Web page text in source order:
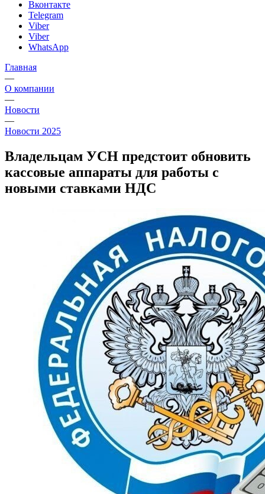
Вконтакте
Telegram
Viber
Viber
WhatsApp
Главная
—
О компании
—
Новости
—
Новости 2025
Владельцам УСН предстоит обновить
кассовые аппараты для работы с
новыми ставками НДС